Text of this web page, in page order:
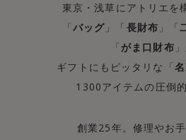
東京・浅草にアトリエを
「バッグ 」「 長財布 」「
「 がま口財布
ギフトにもピッタリな「
1300アイテムの圧倒
創業25年。修理やお